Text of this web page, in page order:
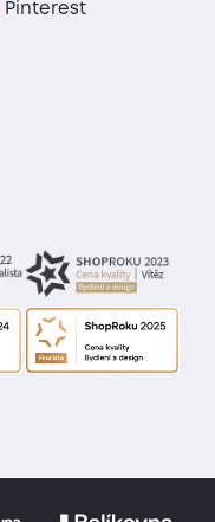
Pinterest